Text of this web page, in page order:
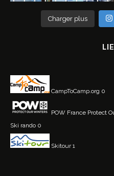
Charger plus
CampToCamp.org 0
POW France Protect
Ski rando 0
Skitour1